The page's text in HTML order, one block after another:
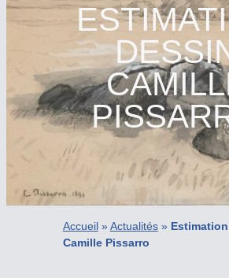
Accueil»Actualités»
Camille Pissarro